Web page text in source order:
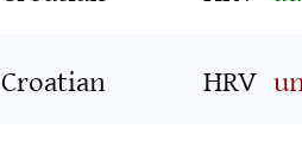
Croatian
HRV